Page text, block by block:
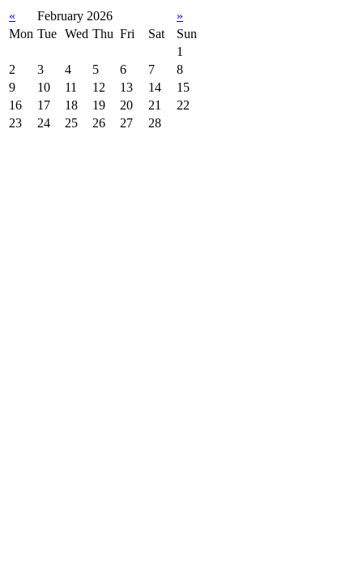
« February 2026
»
Mon Tue Wed Thu Fri Sat
Sun
1
2
3 4 5 6 7
8
9
10 11 12 13 14
15
16
17 18 19 20 21
22
23
24 25 26 27 28